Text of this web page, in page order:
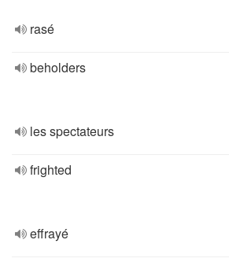
rasé
beholders
les spectateurs
frighted
effrayé